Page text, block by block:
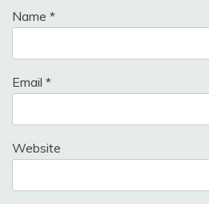
Name *
Email *
Website